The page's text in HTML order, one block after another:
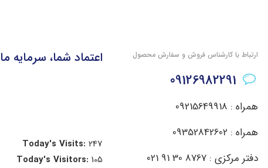
ارتباط با کارشناس فروش و سفارش محصول
همراه : 09215649918
همراه : 09352842602
دفتر مرکزی : 8767 30 91 021
اعتماد شما، سرمایه ما
Today's Visits:247
Today's Visitors:105